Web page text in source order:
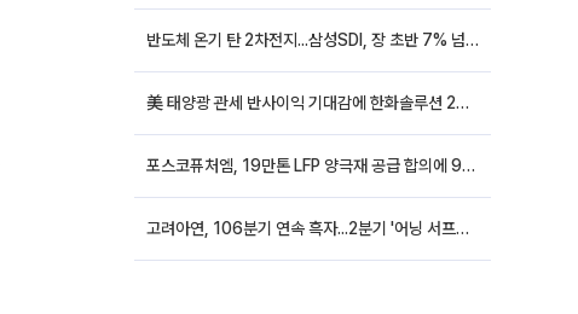
반도체 온기 탄 2차전지...삼성SDI, 장 초반 7% 넘게 껑충
美 태양광 관세 반사이익 기대감에 한화솔루션 20%대·OCI홀딩스 14%대 급등
포스코퓨처엠, 19만톤 LFP 양극재 공급 합의에 9%대 강세
고려아연, 106분기 연속 흑자...2분기 '어닝 서프라이즈'에 장 초반 12%대 강세